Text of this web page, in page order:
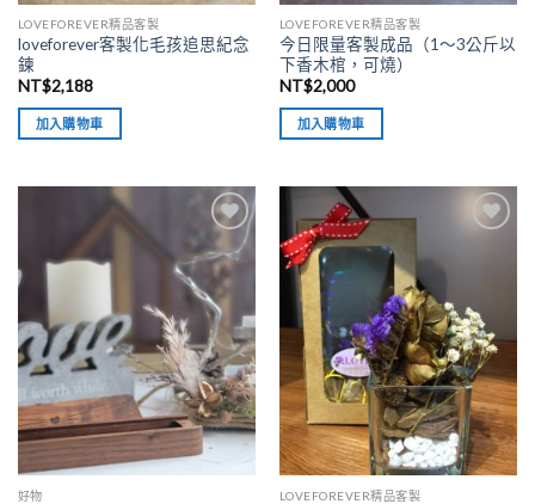
LOVEFOREVER精品客製
loveforever客製化毛孩追思紀念
鍊
NT$2,188
加入購物車
LOVEFOREVER精品客製
今日限量客製成品（1～3公斤以
下香木棺，可燒）
NT$2,000
加入購物車
加入
「願
望清
單」
好物 LOVEFOREVER精品客製